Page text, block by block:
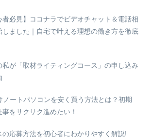
者必見】ココナラでビデオチャット＆電話相
しました｜自宅で叶える理想の働き方を徹底
が「取材ライティングコース」の申し込み
ノートパソコンを安く買う方法とは？初期
をサクサク進めたい！
の応募方法を初心者にわかりやすく解説!